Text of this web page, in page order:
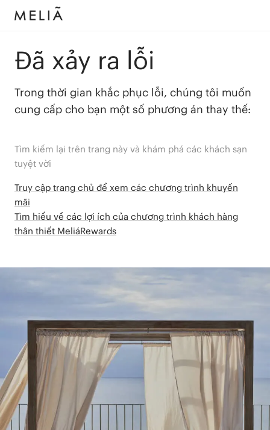
Đã xảy ra lỗi
Trong thời gian khắc phục lỗi, chúng tôi muốn
cung cấp cho bạn một số phương án thay thế:
Tìm kiếm lại trên trang này và khám phá các khách sạn
tuyệt vời
Truy cập trang chủ để xem các chương trình khuyến
mãi
Tìm hiểu về các lợi ích của chương trình khách hàng
thân thiết MeliáRewards